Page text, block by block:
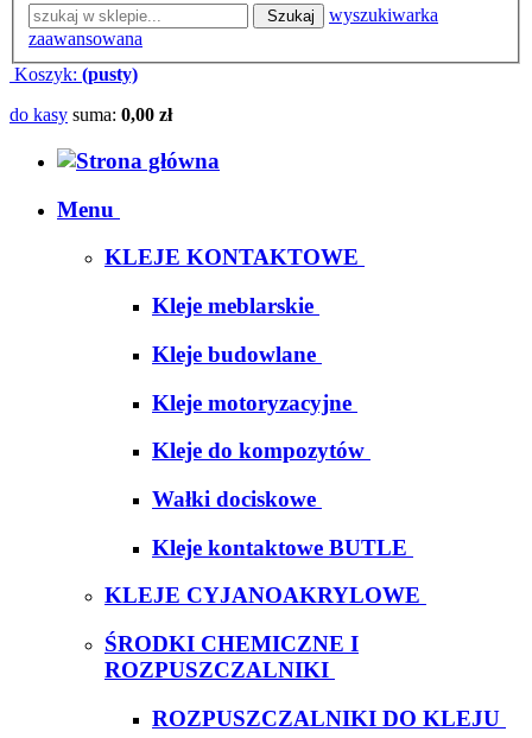
Szukaj
wyszukiwarka
zaawansowana
Koszyk: (pusty)
do kasy suma: 0,00 zł
Menu
KLEJE KONTAKTOWE
Kleje meblarskie
Kleje budowlane
Kleje motoryzacyjne
Kleje do kompozytów
Wałki dociskowe
Kleje kontaktowe BUTLE
KLEJE CYJANOAKRYLOWE
ŚRODKI CHEMICZNE I
ROZPUSZCZALNIKI
ROZPUSZCZALNIKI DO KLEJU